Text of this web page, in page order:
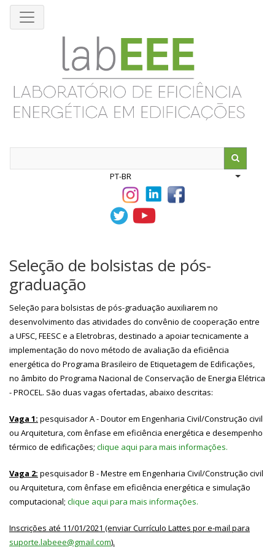
Pular
PT-BR
List
Seleção de bolsistas de pós-
graduação
Seleção para bolsistas de pós-graduação auxiliarem no
desenvolvimento das atividades do convênio de cooperação entre
a UFSC, FEESC e a Eletrobras, destinado a apoiar tecnicamente a
implementação do novo método de avaliação da eficiência
energética do Programa Brasileiro de Etiquetagem de Edificações,
no âmbito do Programa Nacional de Conservação de Energia Elétrica
- PROCEL. São duas vagas ofertadas, abaixo descritas:
Vaga 1: pesquisador A - Doutor em Engenharia Civil/Construção civil
ou Arquitetura, com ênfase em eficiência energética e desempenho
térmico de edificações; clique aqui para mais informações.
Vaga 2: pesquisador B - Mestre em Engenharia Civil/Construção civil
ou Arquitetura, com ênfase em eficiência energética e simulação
computacional; clique aqui para mais informações.
Inscrições até 11/01/2021 (enviar Currículo Lattes por e-mail para
suporte.labeee@gmail.com).